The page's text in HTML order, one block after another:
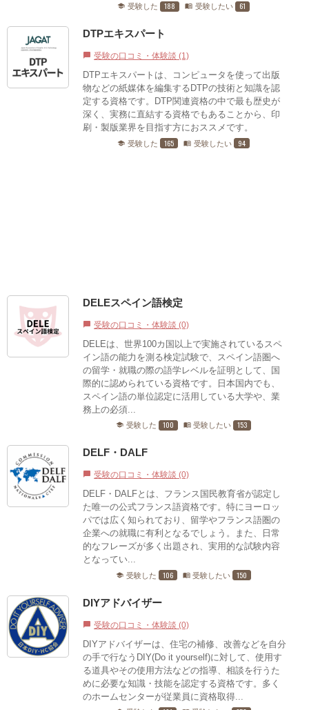
school 受験した 188 menu_book 受験したい 61
DTPエキスパート
chat_bubble 受験の口コミ・体験談 (1)
DTPエキスパートは、コンピュータを使って出版
物などの紙媒体を編集するDTPの技術と知識を認
定する資格です。DTP関連資格の中で最も歴史が
深く、実務に直結する資格でもあることから、印
刷・製版業界を目指す方におススメです。
school 受験した 165 menu_book 受験したい 94
DELEスペイン語検定
chat_bubble 受験の口コミ・体験談 (0)
DELEは、世界100カ国以上で実施されているスペ
イン語の能力を測る検定試験で、スペイン語圏へ
の留学・就職の際の語学レベルを証明として、国
際的に認められている資格です。日本国内でも、
スペイン語の単位認定に活用している大学や、業
務上の必須...
school 受験した 100 menu_book 受験したい 153
DELF・DALF
chat_bubble 受験の口コミ・体験談 (0)
DELF・DALFとは、フランス国民教育省が認定し
た唯一の公式フランス語資格です。特にヨーロッ
パでは広く知られており、留学やフランス語圏の
企業への就職に有利となるでしょう。また、日常
的なフレーズが多く出題され、実用的な試験内容
となってい...
school 受験した 106 menu_book 受験したい 150
DIYアドバイザー
chat_bubble 受験の口コミ・体験談 (0)
DIYアドバイザーは、住宅の補修、改善などを自分
の手で行なうDIY(Do it yourself)に対して、使用す
る道具やその使用方法などの指導、相談を行うた
めに必要な知識・技能を認定する資格です。多く
のホームセンターが従業員に資格取得...